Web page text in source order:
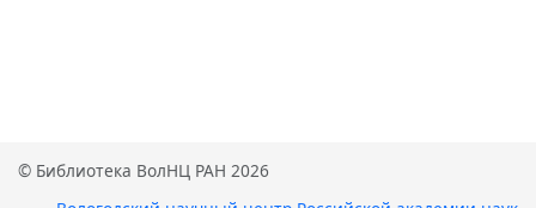
© Библиотека ВолНЦ РАН 2026